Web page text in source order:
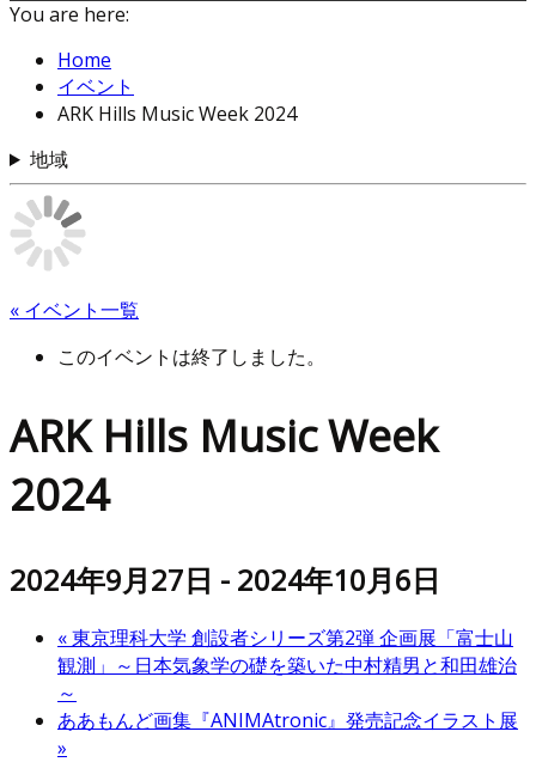
You are here:
Home
イベント
ARK Hills Music Week 2024
地域
« イベント一覧
このイベントは終了しました。
ARK Hills Music Week
2024
2024年9月27日 - 2024年10月6日
«東京理科大学 創設者シリーズ第2弾 企画展「富士山
観測」～日本気象学の礎を築いた中村精男と和田雄治
～
ああもんど画集『ANIMAtronic』発売記念イラスト展
»